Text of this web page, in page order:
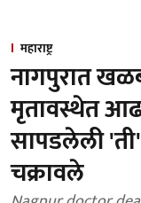
महाराष्ट्र
नागपुरात
मृतावस्थेत
सापडलेली 'ती'
चक्रावले